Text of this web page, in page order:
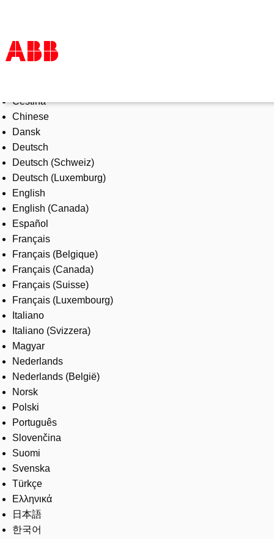
Products & Solutions
Industries
Services
About us
Where to buy
Contact us
Careers
Čeština
Chinese
Dansk
Deutsch
Deutsch (Schweiz)
Deutsch (Luxemburg)
English
English (Canada)
Español
Français
Français (Belgique)
Français (Canada)
Français (Suisse)
Français (Luxembourg)
Italiano
Italiano (Svizzera)
Magyar
Nederlands
Nederlands (België)
Norsk
Polski
Português
Slovenčina
Suomi
Svenska
Türkçe
Ελληνικά
日本語
한국어